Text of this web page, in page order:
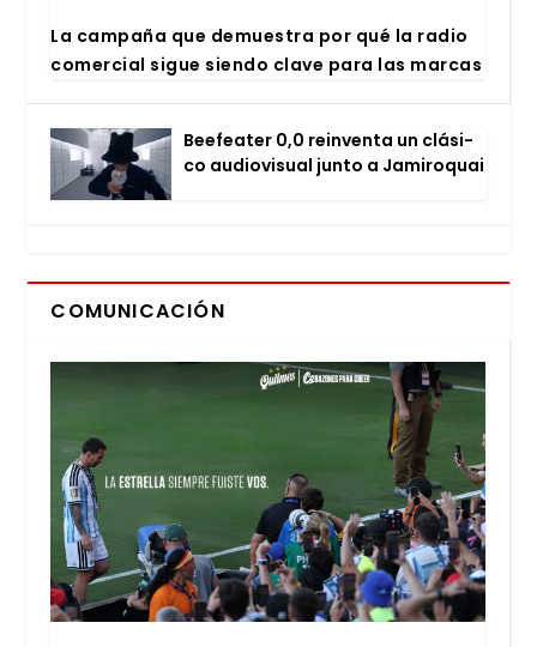
La cam­pa­ña que demues­tra por qué la radio
comer­cial sigue sien­do cla­ve para las mar­cas
Bee­fea­ter 0,0 rein­ven­ta un clá­si­
co audio­vi­sual jun­to a Jami­ro­quai
COMUNICACIÓN